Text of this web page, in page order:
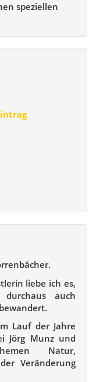
speziellen
liebe ich es,
auch
Lauf der Jahre
Jörg Munz und
Natur,
Veränderung